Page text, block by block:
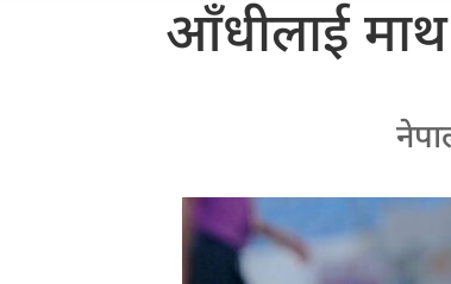
आँधीलाई